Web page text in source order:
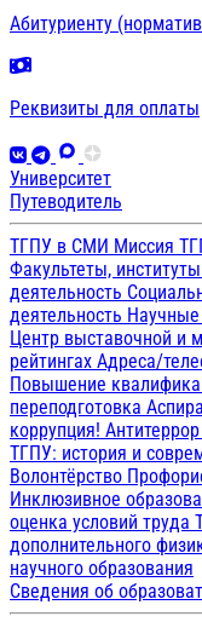
Абитуриенту
Реквизиты для оплаты
Университет
Путеводитель
ТГПУ в СМИ Миссия
Факультеты, институты
деятельность
деятельность
Центр выставочной и
рейтингах Адреса/
Повышение
переподготовка
коррупция! Антитеррор
ТГПУ: история и
Волонтёрство
Инклюзивное
оценка условий труда
дополнительного
научного образования
Сведения об